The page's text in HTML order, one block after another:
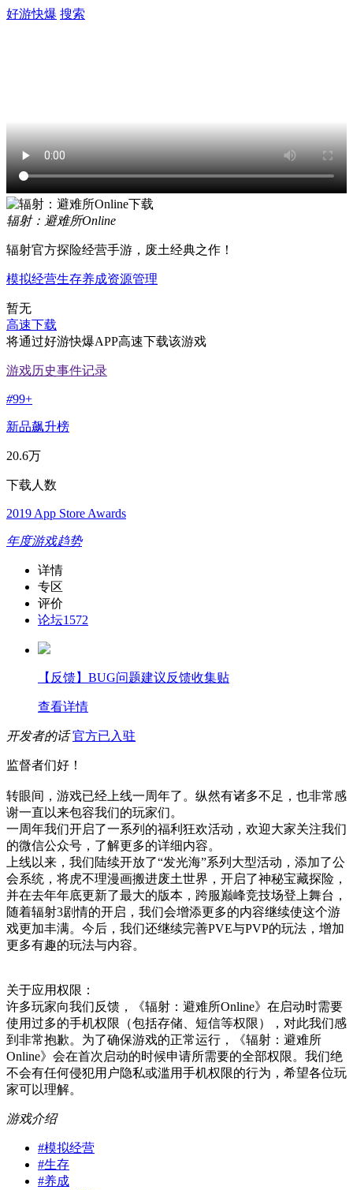
好游快爆 搜索
辐射：避难所Online
辐射官方探险经营手游，废土经典之作！
模拟经营生存养成资源管理
暂无
高速下载
将通过好游快爆APP高速下载该游戏
游戏历史事件记录
#99+
新品飙升榜
20.6万
下载人数
2019 App Store Awards
年度游戏趋势
详情
专区
评价
论坛1572
【反馈】BUG问题建议反馈收集贴
查看详情
开发者的话 官方已入驻
监督者们好！
转眼间，游戏已经上线一周年了。纵然有诸多不足，也非常感
谢一直以来包容我们的玩家们。
一周年我们开启了一系列的福利狂欢活动，欢迎大家关注我们
的微信公众号，了解更多的详细内容。
上线以来，我们陆续开放了“发光海”系列大型活动，添加了公
会系统，将虎不理漫画搬进废土世界，开启了神秘宝藏探险，
并在去年年底更新了最大的版本，跨服巅峰竞技场登上舞台，
随着辐射3剧情的开启，我们会增添更多的内容继续使这个游
戏更加丰满。今后，我们还继续完善PVE与PVP的玩法，增加
更多有趣的玩法与内容。
关于应用权限：
许多玩家向我们反馈，《辐射：避难所Online》在启动时需要
使用过多的手机权限（包括存储、短信等权限），对此我们感
到非常抱歉。为了确保游戏的正常运行，《辐射：避难所
Online》会在首次启动的时候申请所需要的全部权限。我们绝
不会有任何侵犯用户隐私或滥用手机权限的行为，希望各位玩
家可以理解。
游戏介绍
#模拟经营
#生存
#养成